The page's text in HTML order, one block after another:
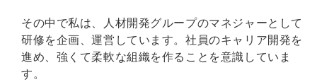
その中で私は、人材開発グループのマネジャーとして
研修を企画、運営しています。社員のキャリア開発を
進め、強くて柔軟な組織を作ることを意識していま
す。